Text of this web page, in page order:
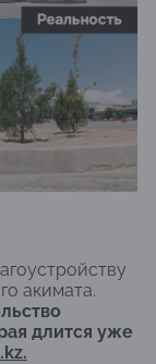
акимата.
длится уже